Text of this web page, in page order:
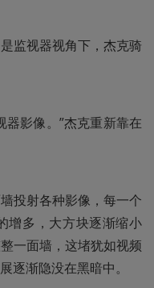
监视器视角下，杰克骑
器影像。”杰克重新靠在
投射各种影像，每一个
增多，大方块逐渐缩小
一面墙，这堵犹如视频
逐渐隐没在黑暗中。